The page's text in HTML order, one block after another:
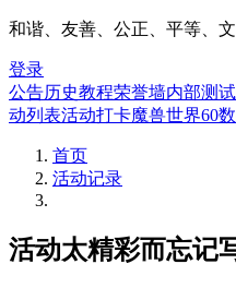
和谐、友善、公正、平等、
登录
公告历史教程荣誉墙内部测
动列表活动打卡魔兽世界60
首页
活动记录
活动太精彩而忘记